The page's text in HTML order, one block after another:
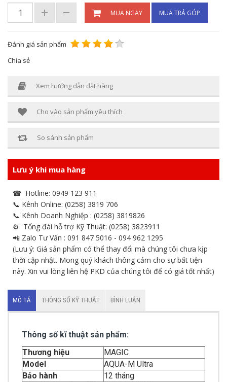
MUA NGAY MUA TRẢ GÓP
Đánh giá sản phẩm
Chia sẻ
Xem hướng dẫn đặt hàng
Cho vào sản phẩm yêu thích
So sánh sản phẩm
Lưu ý khi mua hàng
☎ Hotline: 0949 123 911
📞 Kênh Online: (0258) 3819 706
📞 Kênh Doanh Nghiệp : (0258) 3819826
⚙ Tổng đài hỗ trợ Kỹ Thuật: (0258) 3823911
📲 Zalo Tư Vấn : 091 847 5016 - 094 962 1295
(Lưu ý: Giá sản phẩm có thể thay đổi mà chúng tôi chưa kịp
thời cập nhật. Mong quý khách thông cảm cho sự bất tiện
này. Xin vui lòng liên hệ PKD của chúng tôi để có giá tốt nhất)
MÔ TẢ THÔNG SỐ KỸ THUẬT BÌNH LUẬN
Thông số kĩ thuật sản phẩm:
Thương hiệu
MAGIC
Model
AQUA-M Ultra
Bảo hành
12 tháng